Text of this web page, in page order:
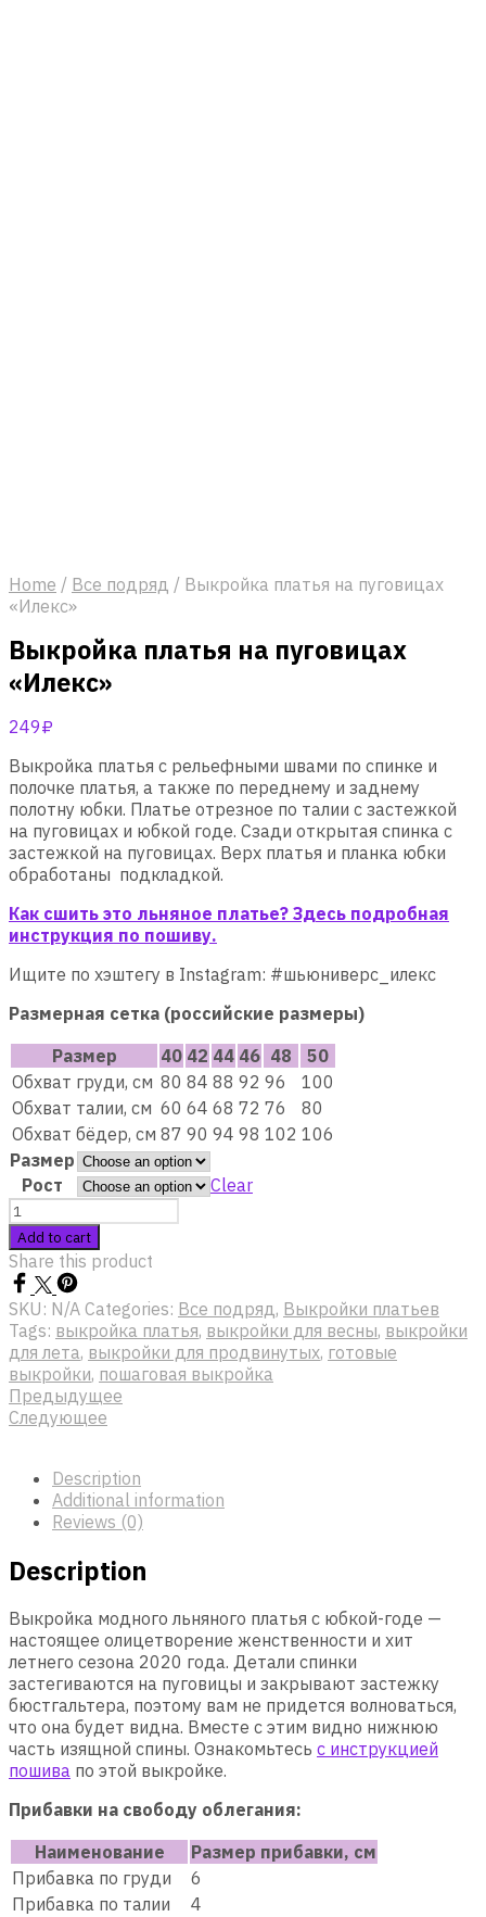
Home / Все подряд / Выкройка платья на пуговицах
«Илекс»
Выкройка платья на пуговицах
«Илекс»
249₽
Выкройка платья с рельефными швами по спинке и
полочке платья, а также по переднему и заднему
полотну юбки. Платье отрезное по талии с застежкой
на пуговицах и юбкой годе. Сзади открытая спинка с
застежкой на пуговицах. Верх платья и планка юбки
обработаны подкладкой.
Как сшить это льняное платье? Здесь подробная
инструкция по пошиву.
Ищите по хэштегу в Instagram: #шьюниверс_илекс
Размерная сетка (российские размеры)
Размер
40 42 44 46 48
50
Обхват груди, см 80 84 88 92 96
100
Обхват талии, см 60 64 68 72 76
80
Обхват бёдер, см 87 90 94 98 102 106
Размер
Рост
Clear
Quantity
Add to cart
Share this product
SKU: N/A Categories: Все подряд, Выкройки платьев
Tags: выкройка платья, выкройки для весны, выкройки
для лета, выкройки для продвинутых, готовые
выкройки, пошаговая выкройка
Предыдущее
Следующее
Description
Additional information
Reviews (0)
Description
Выкройка модного льняного платья с юбкой-годе —
настоящее олицетворение женственности и хит
летнего сезона 2020 года. Детали спинки
застегиваются на пуговицы и закрывают застежку
бюстгальтера, поэтому вам не придется волноваться,
что она будет видна. Вместе с этим видно нижнюю
часть изящной спины. Ознакомьтесь с инструкцией
пошива по этой выкройке.
Прибавки на свободу облегания:
Наименование
Размер прибавки, см
Прибавка по груди
6
Прибавка по талии
4